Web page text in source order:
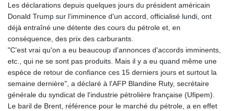
Les déclarations depuis quelques jours du président américain
Donald Trump sur l'imminence d'un accord, officialisé lundi, ont
déjà entraîné une détente des cours du pétrole et, en
conséquence, des prix des carburants.
"C'est vrai qu'on a eu beaucoup d'annonces d'accords imminents,
etc., qui ne se sont pas produits. Mais il y a eu quand même une
espèce de retour de confiance ces 15 derniers jours et surtout la
semaine dernière", a déclaré à l'AFP Blandine Ruty, secrétaire
générale du syndicat de l'industrie pétrolière française (Ufipem).
Le baril de Brent, référence pour le marché du pétrole, a en effet